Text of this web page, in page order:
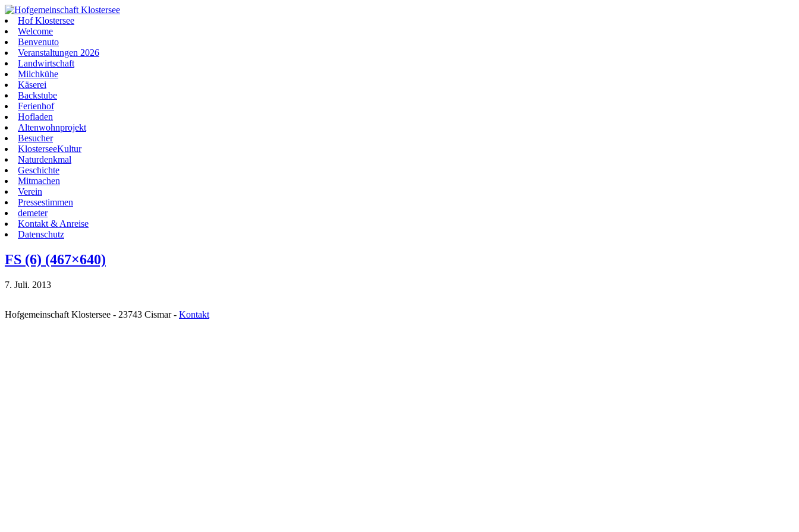
Hof Klostersee
Welcome
Benvenuto
Veranstaltungen 2026
Landwirtschaft
Milchkühe
Käserei
Backstube
Ferienhof
Hofladen
Altenwohnprojekt
Besucher
KlosterseeKultur
Naturdenkmal
Geschichte
Mitmachen
Verein
Pressestimmen
demeter
Kontakt & Anreise
Datenschutz
FS (6) (467×640)
7. Juli. 2013
Hofgemeinschaft Klostersee - 23743 Cismar - Kontakt